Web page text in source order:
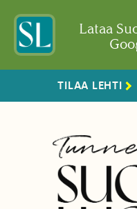
Lataa
TILAA LEHTI